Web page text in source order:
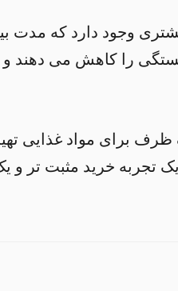
وجود دارد که مدت
برای مواد غذایی